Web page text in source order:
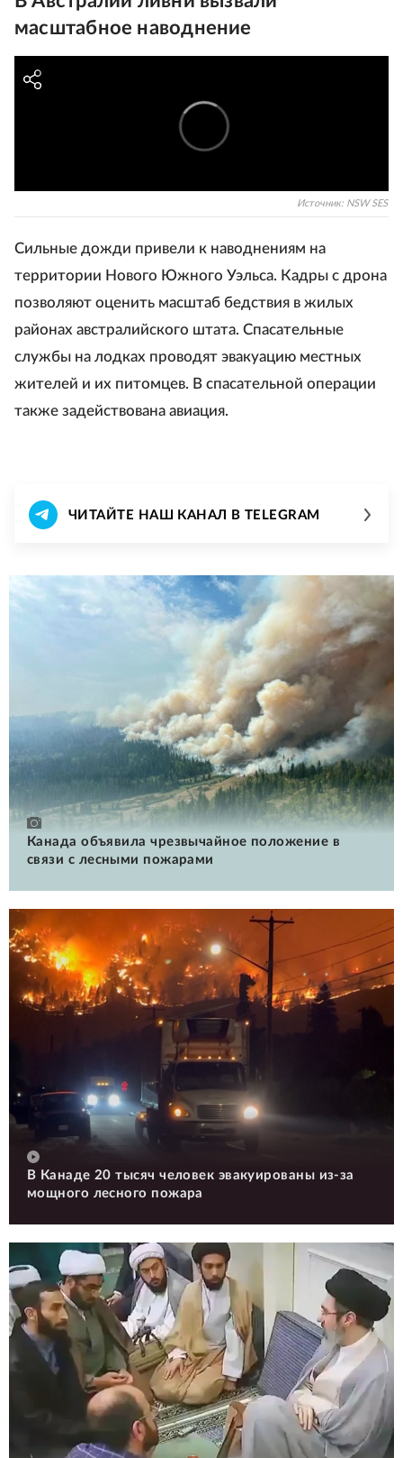
масштабное наводнение
Источник: NSW SES
Сильные дожди привели к наводнениям на
территории Нового Южного Уэльса. Кадры с дрона
позволяют оценить масштаб бедствия в жилых
районах австралийского штата. Спасательные
службы на лодках проводят эвакуацию местных
жителей и их питомцев. В спасательной операции
также задействована авиация.
ЧИТАЙТЕ НАШ КАНАЛ В TELEGRAM
Канада объявила чрезвычайное положение в
связи с лесными пожарами
В Канаде 20 тысяч человек эвакуированы из-за
мощного лесного пожара